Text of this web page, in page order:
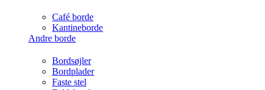
Café borde
Kantineborde
Andre borde
Bordsøjler
Bordplader
Faste stel